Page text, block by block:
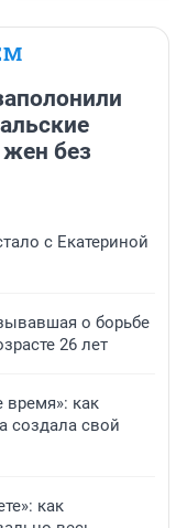
без
с Екатериной
о борьбе
26 лет
как
создала свой
как